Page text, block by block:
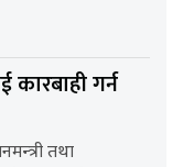
कारबाही गर्न
तथा